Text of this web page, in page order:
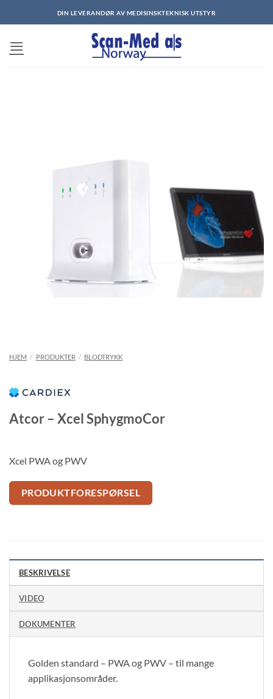
to
DIN LEVERANDØR AV MEDISINSKTEKNISK UTSTYR
HJEM / PRODUKTER / BLODTRYKK
Atcor – Xcel SphygmoCor
Xcel PWA og PWV
PRODUKTFORESPØRSEL
BESKRIVELSE
VIDEO
DOKUMENTER
Golden standard – PWA og PWV – til mange
applikasjonsområder.